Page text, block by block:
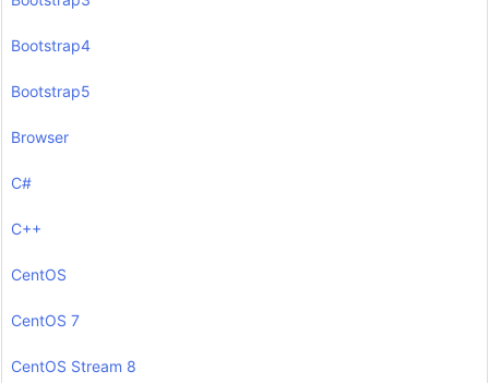
Bootstrap4
Bootstrap5
Browser
C#
C++
CentOS
CentOS 7
CentOS Stream 8